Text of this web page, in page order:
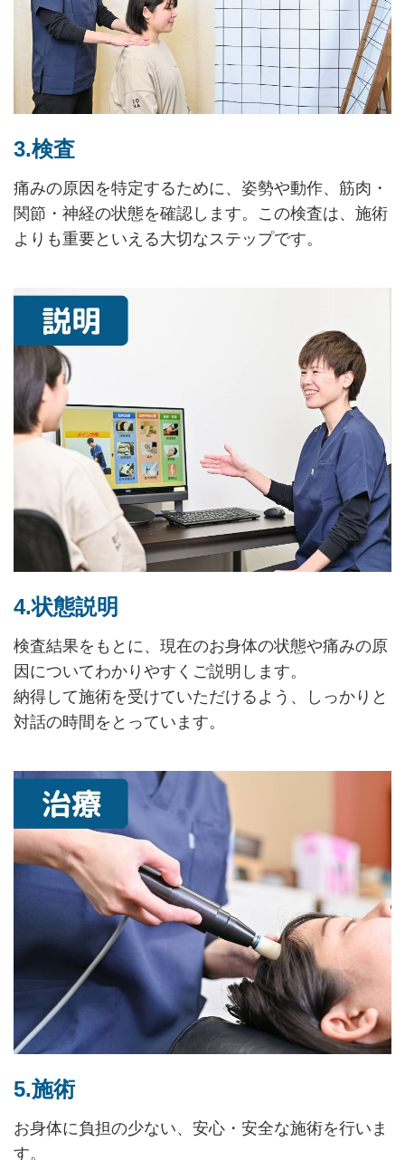
3.検査
痛みの原因を特定するために、姿勢や動作、筋肉・
関節・神経の状態を確認します。この検査は、施術
よりも重要といえる大切なステップです。
4.状態説明
検査結果をもとに、現在のお身体の状態や痛みの原
因についてわかりやすくご説明します。
納得して施術を受けていただけるよう、しっかりと
対話の時間をとっています。
5.施術
お身体に負担の少ない、安心・安全な施術を行いま
す。